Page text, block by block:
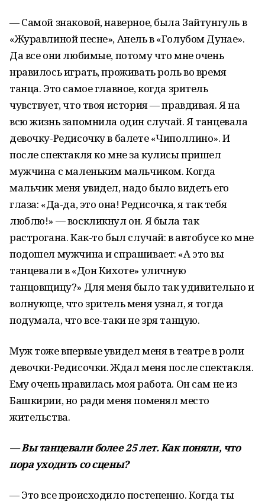
— Самой знаковой, наверное, была Зайтунгуль в
«Журавлиной песне», Анель в «Голубом Дунае».
Да все они любимые, потому что мне очень
нравилось играть, проживать роль во время
танца. Это самое главное, когда зритель
чувствует, что твоя история — правдивая. Я на
всю жизнь запомнила один случай. Я танцевала
девочку-Редисочку в балете «Чиполлино». И
после спектакля ко мне за кулисы пришел
мужчина с маленьким мальчиком. Когда
мальчик меня увидел, надо было видеть его
глаза: «Да-да, это она! Редисочка, я так тебя
люблю!» — воскликнул он. Я была так
растрогана. Как-то был случай: в автобусе ко мне
подошел мужчина и спрашивает: «А это вы
танцевали в «Дон Кихоте» уличную
танцовщицу?» Для меня было так удивительно и
волнующе, что зритель меня узнал, я тогда
подумала, что все-таки не зря танцую.
Муж тоже впервые увидел меня в театре в роли
девочки-Редисочки. Ждал меня после спектакля.
Ему очень нравилась моя работа. Он сам не из
Башкирии, но ради меня поменял место
жительства.
— Вы танцевали более 25 лет. Как поняли, что
пора уходить со сцены?
— Это все происходило постепенно. Когда ты